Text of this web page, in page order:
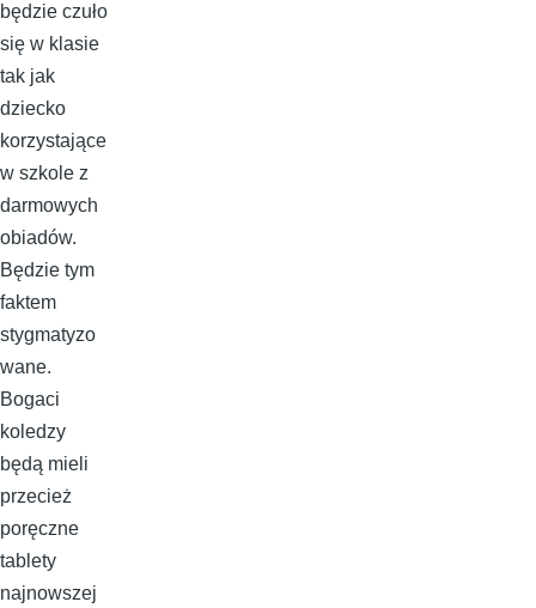
będzie czuło
się w klasie
tak jak
dziecko
korzystające
w szkole z
darmowych
obiadów.
Będzie tym
faktem
stygmatyzo
wane.
Bogaci
koledzy
będą mieli
przecież
poręczne
tablety
najnowszej